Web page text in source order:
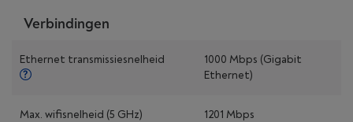
Verbindingen
Ethernet transmissiesnelheid
1000 Mbps (Gigabit
Ethernet)
Max. wifisnelheid (5 GHz) 1201 Mbps